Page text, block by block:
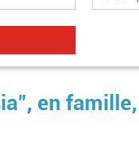
en famille,